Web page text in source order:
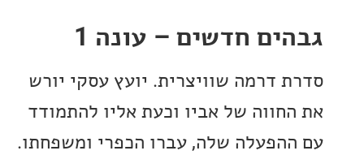
חדשים – עונה 1
דרמה שוויצרית. יועץ עסקי יורש
של אביו וכעת אליו להתמודד
שלה, עברו הכפרי ומשפחתו.